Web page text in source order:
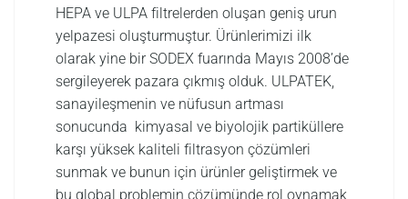
HEPA ve ULPA filtrelerden oluşan geniş urun
yelpazesi oluşturmuştur. Ürünlerimizi ilk
olarak yine bir SODEX fuarında Mayıs 2008’de
sergileyerek pazara çıkmış olduk. ULPATEK,
sanayileşmenin ve nüfusun artması
sonucunda kimyasal ve biyolojik partiküllere
karşı yüksek kaliteli filtrasyon çözümleri
sunmak ve bunun için ürünler geliştirmek ve
bu global problemin çözümünde rol oynamak